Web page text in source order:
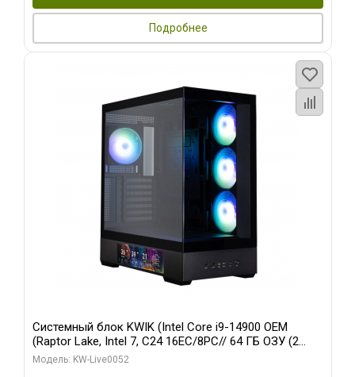
Подробнее
Системный блок KWIK (Intel Core i9-14900 OEM
(Raptor Lake, Intel 7, C24 16EC/8PC// 64 ГБ ОЗУ (2
модуля)/ Palit RTX5080 GAMINGPRO OC 16GB GDDR7
Модель: KW-Live0052